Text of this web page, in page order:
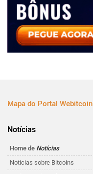
Mapa do Portal Webitcoin
Notícias
Home de Notícias
Notícias sobre Bitcoins